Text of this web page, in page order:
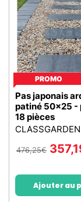
PROMO
Pas japonais
patiné 50x25 -
18 pièces
CLASSGARDEN
476,25€
Ajouter au